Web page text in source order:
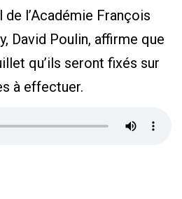
l’Académie François
David Poulin, affirme que
qu’ils seront fixés sur
à effectuer.